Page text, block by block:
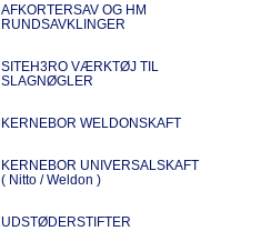
AFKORTERSAV OG HM
RUNDSAVKLINGER
SITEH3RO VÆRKTØJ TIL
SLAGNØGLER
KERNEBOR WELDONSKAFT
KERNEBOR UNIVERSALSKAFT
( Nitto / Weldon )
UDSTØDERSTIFTER